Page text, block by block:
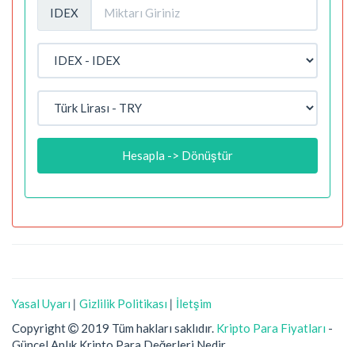
IDEX
Hesapla -> Dönüştür
Yasal Uyarı | Gizlilik Politikası | İletşim
Copyright
2019 Tüm hakları saklıdır. Kripto Para Fiyatları -